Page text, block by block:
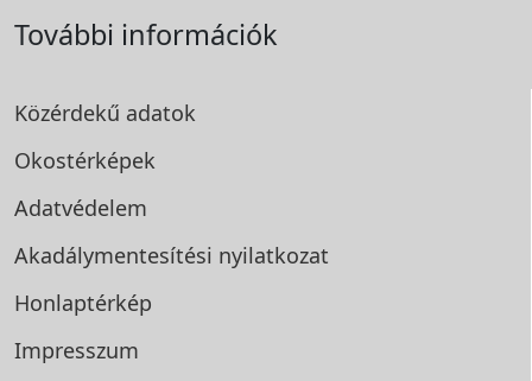
További információk
Közérdekű adatok
Okostérképek
Adatvédelem
Akadálymentesítési nyilatkozat
Honlaptérkép
Impresszum